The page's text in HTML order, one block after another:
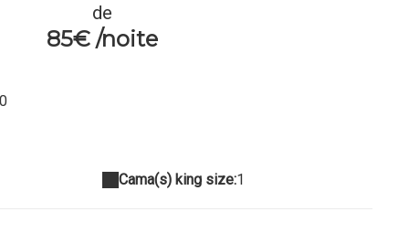
de
85€ /noite
Cama(s) king size:1